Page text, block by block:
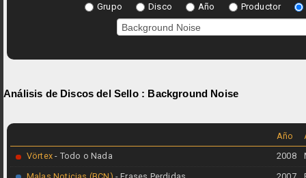
Grupo Disco Año Productor
Análisis de Discos del Sello : Background Noise
Año
Vörtex - Todo o Nada
2008